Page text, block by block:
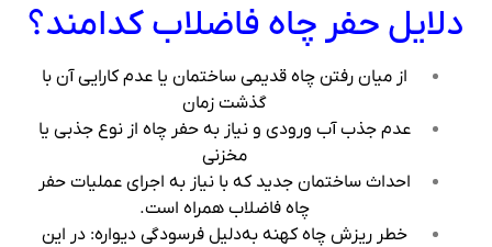
دلایل حفر چاه فاضلاب کدامند؟
از میان رفتن چاه قدیمی ساختمان یا عدم کارایی آن با
گذشت زمان
عدم جذب آب ورودی و نیاز به حفر چاه از نوع جذبی یا
مخزنی
احداث ساختمان جدید که با نیاز به اجرای عملیات حفر
چاه فاضلاب همراه است.
خطر ریزش چاه کهنه به‌دلیل فرسودگی دیواره‌: در این